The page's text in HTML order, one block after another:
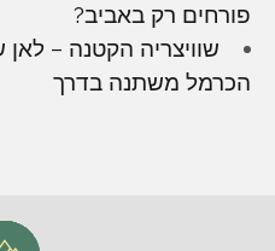
פורחים רק באביב?
שוויצריה הקטנה –
הכרמל משתנה בדרך